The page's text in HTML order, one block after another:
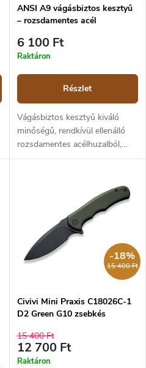
ANSI A9 vágásbiztos kesztyű
– rozsdamentes acél
6 100 Ft
Raktáron
Részlet
Vágásbiztos kesztyű kiváló
minőségű, rendkívül ellenálló
rozsdamentes acélhuzalból,
amely az ANSI A9-es
meg – ez a legmagasabb szint.
A kesztyű könnyű, rugalmas,
így hosszabb viselet során is
kényelmes marad. A csomag
tartalmaz egy fehér pamut
aláöltő kesztyűt is a még
komfortosabb használat
érdekében. Méretválaszték:S (7-
es méret), XL (10-es méret).
15 400 Ft
-18%
Civivi Mini Praxis C18026C-1
D2 Green G10 zsebkés
15 400 Ft
12 700 Ft
Raktáron